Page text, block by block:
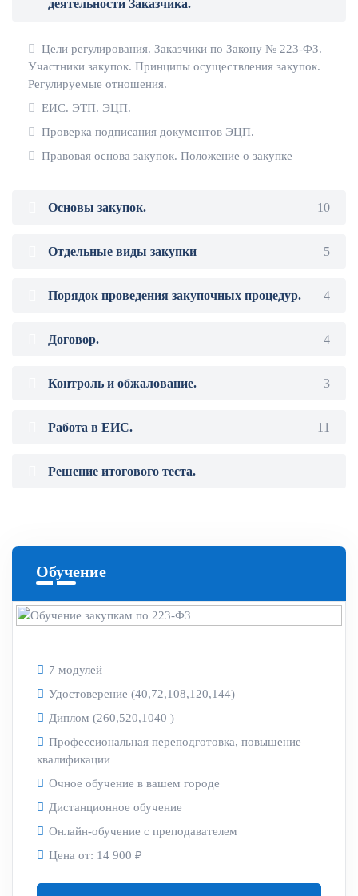
деятельности Заказчика.
Цели регулирования. Заказчики по Закону № 223-ФЗ.
Участники закупок. Принципы осуществления закупок.
Регулируемые отношения.
ЕИС. ЭТП. ЭЦП.
Проверка подписания документов ЭЦП.
Правовая основа закупок. Положение о закупке
Основы закупок. 10
Отдельные виды закупки 5
Порядок проведения закупочных процедур. 4
Договор. 4
Контроль и обжалование. 3
Работа в ЕИС. 11
Решение итогового теста.
Обучение
7 модулей
Удостоверение (40,72,108,120,144)
Диплом (260,520,1040 )
Профессиональная переподготовка, повышение
квалификации
Очное обучение в вашем городе
Дистанционное обучение
Онлайн-обучение с преподавателем
Цена от: 14 900 ₽